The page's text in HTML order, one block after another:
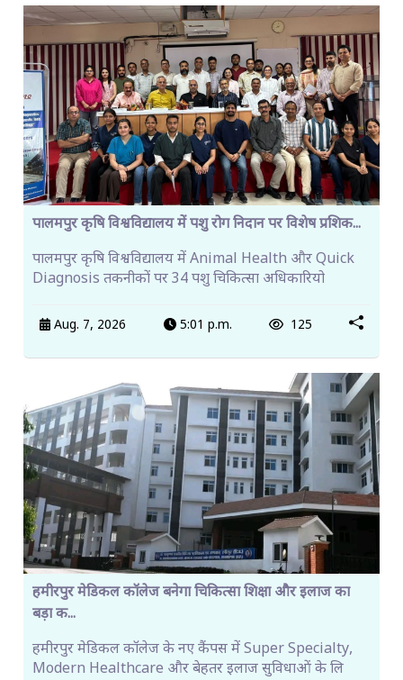
पालमपुर कृषि विश्वविद्यालय में पशु रोग निदान पर विशेष प्रशिक...
पालमपुर कृषि विश्वविद्यालय में Animal Health और Quick
Diagnosis तकनीकों पर 34 पशु चिकित्सा अधिकारियो
Aug. 7, 2026 5:01 p.m. 125
हमीरपुर मेडिकल कॉलेज बनेगा चिकित्सा शिक्षा और इलाज का
बड़ा क...
हमीरपुर मेडिकल कॉलेज के नए कैंपस में Super Specialty,
Modern Healthcare और बेहतर इलाज सुविधाओं के लि